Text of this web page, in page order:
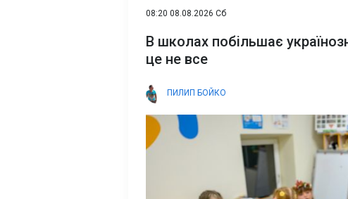
08:20 08.08.2026 Сб
В школах побільшає
це не все
ПИЛИП БОЙКО